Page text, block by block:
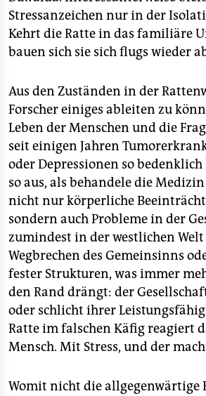
Stressanzeichen nur in der
Kehrt die Ratte in das familiäre
bauen sich sie sich flugs wieder
Aus den Zuständen in der
Forscher einiges ableiten zu
Leben der Menschen und die
seit einigen Jahren
oder Depressionen so bedenklich
so aus, als behandele die
nicht nur körperliche
sondern auch Probleme in der
zumindest in der westlichen
Wegbrechen des Gemeinsinns
fester Strukturen, was immer
den Rand drängt: der
oder schlicht ihrer
Ratte im falschen Käfig reagiert
Mensch. Mit Stress, und der
Womit nicht die allgegenwärtige